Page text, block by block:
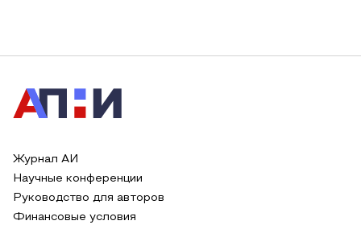
Журнал АИ
Научные конференции
Руководство для авторов
Финансовые условия